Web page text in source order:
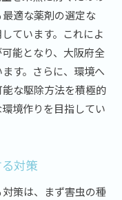
適な薬剤の選定な
ています。これによ
能となり、大阪府全
す。さらに、環境へ
な駆除方法を積極的
境作りを目指してい
対策
策は、まず害虫の種